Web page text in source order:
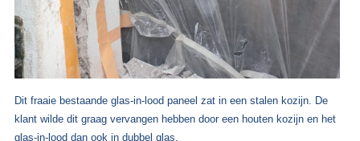
Dit fraaie bestaande glas-in-lood paneel zat in een stalen kozijn. De
klant wilde dit graag vervangen hebben door een houten kozijn en het
glas-in-lood dan ook in dubbel glas.